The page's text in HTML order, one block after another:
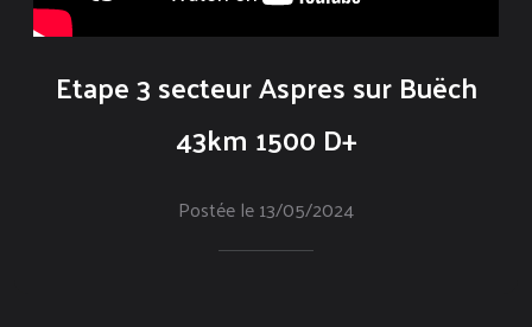
Etape 3 secteur Aspres sur Buëch
43km 1500 D+
Postée le 13/05/2024